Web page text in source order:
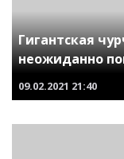
Гигантская
неожиданно
09.02.2021 21:40